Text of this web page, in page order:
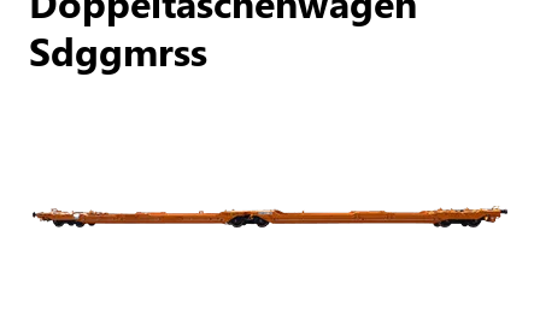
Sdggmrss